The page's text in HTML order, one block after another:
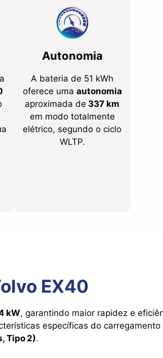
Autonomia
A bateria de 51 kWh
oferece uma autonomia
aproximada de 337 km
em modo totalmente
elétrico, segundo o ciclo
WLTP.
EX40
kW, garantindo maior rapidez e
específicas do carregamento
Tipo 2).